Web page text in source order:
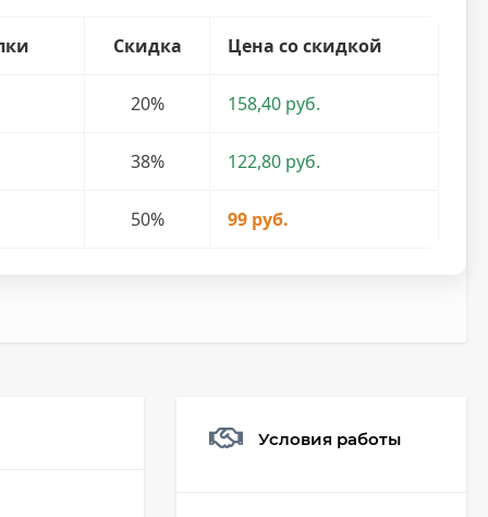
Скидка Цена со скидкой
20% 158,40 руб.
38% 122,80 руб.
50% 99 руб.
Условия работы